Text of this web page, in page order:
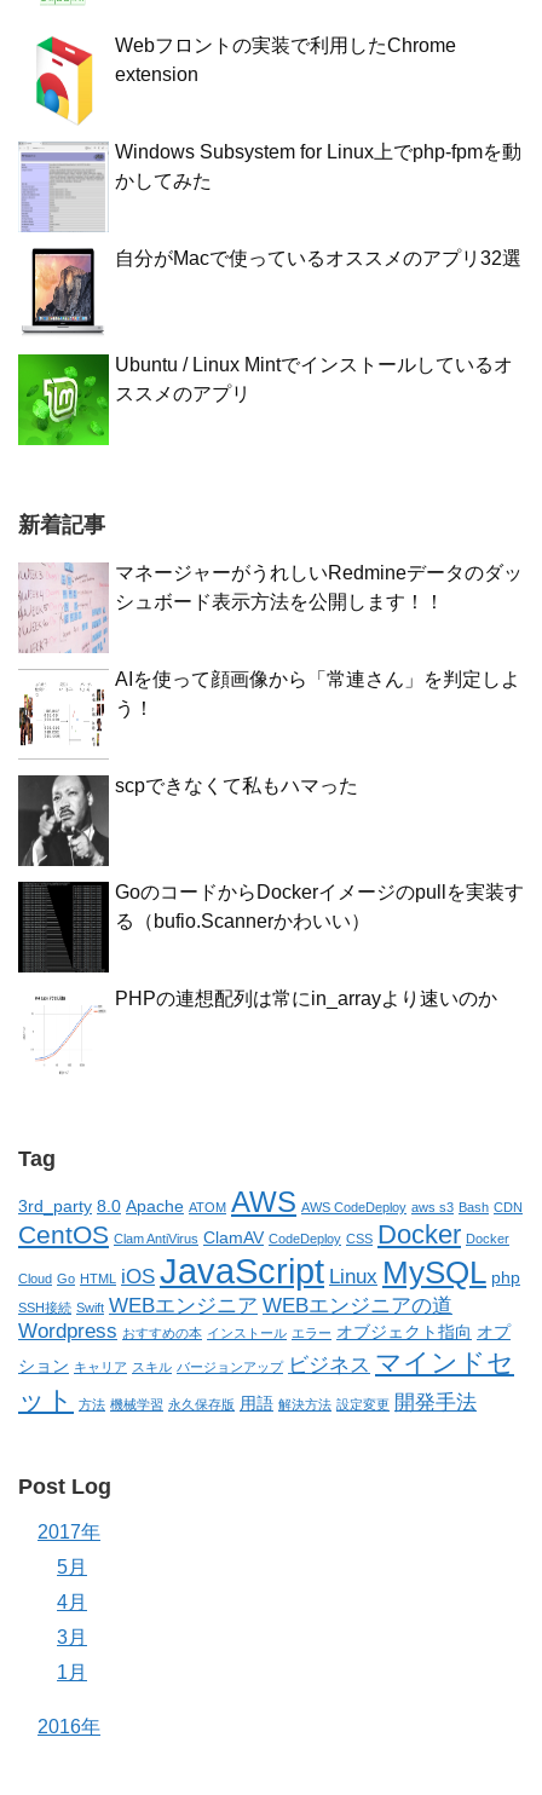
Webフロントの実装で利用したChrome
extension
Windows Subsystem for Linux上でphp-fpmを動
かしてみた
自分がMacで使っているオススメのアプリ32選
Ubuntu / Linux Mintでインストールしているオ
ススメのアプリ
新着記事
マネージャーがうれしいRedmineデータのダッ
シュボード表示方法を公開します！！
AIを使って顔画像から「常連さん」を判定しよ
う！
scpできなくて私もハマった
GoのコードからDockerイメージのpullを実装す
る（bufio.Scannerかわいい）
PHPの連想配列は常にin_arrayより速いのか
Tag
3rd_party 8.0 Apache ATOM AWS AWS CodeDeploy aws s3 Bash CDN
CentOS Clam AntiVirus ClamAV CodeDeploy CSS Docker Docker
Cloud Go HTML iOS JavaScript Linux MySQL php
SSH接続 Swift WEBエンジニア WEBエンジニアの道
Wordpress おすすめの本 インストール エラー オブジェクト指向 オプ
ション キャリア スキル バージョンアップ ビジネス マインドセ
ット
方法 機械学習 永久保存版 用語 解決方法 設定変更 開発手法
Post Log
2017年
5月
4月
3月
1月
2016年